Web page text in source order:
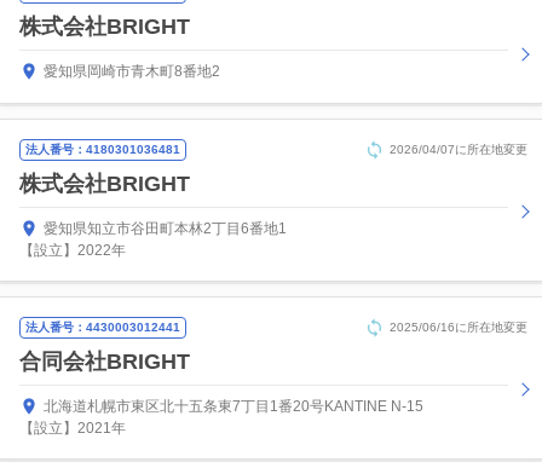
株式会社BRIGHT
愛知県岡崎市青木町8番地2
法人番号：4180301036481 2026/04/07に所在地変更
株式会社BRIGHT
愛知県知立市谷田町本林2丁目6番地1
【設立】2022年
法人番号：4430003012441 2025/06/16に所在地変更
合同会社BRIGHT
北海道札幌市東区北十五条東7丁目1番20号KANTINE N-15
【設立】2021年